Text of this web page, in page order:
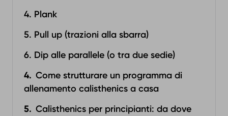
4. Plank
5. Pull up (trazioni alla sbarra)
6. Dip alle parallele (o tra due sedie)
Come strutturare un programma di
allenamento calisthenics a casa
Calisthenics per principianti: da dove